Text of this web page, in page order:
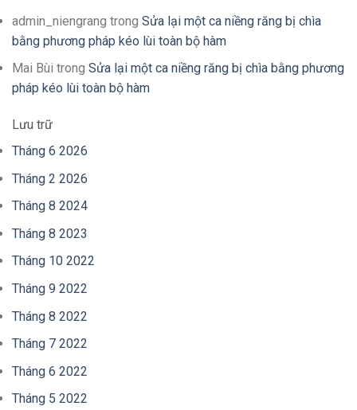
admin_niengrang trong Sửa lại một ca niềng răng bị chìa
bằng phương pháp kéo lùi toàn bộ hàm
Mai Bùi trong Sửa lại một ca niềng răng bị chìa bằng phương
pháp kéo lùi toàn bộ hàm
Lưu trữ
Tháng 6 2026
Tháng 2 2026
Tháng 8 2024
Tháng 8 2023
Tháng 10 2022
Tháng 9 2022
Tháng 8 2022
Tháng 7 2022
Tháng 6 2022
Tháng 5 2022